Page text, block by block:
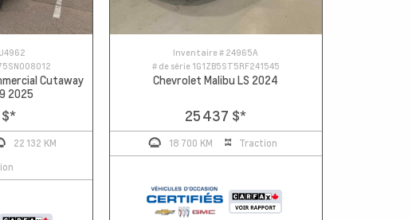
U4962
Cutaway
2025
*
22 132 KM
Inventaire # 24965A
# de série 1G1ZB5ST5RF241545
Chevrolet Malibu LS 2024
25 437 $*
18 700 KM Traction